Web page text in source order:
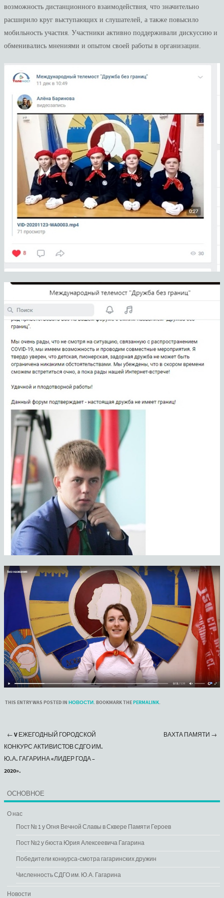
возможность дистанционного взаимодействия, что значительно
расширило круг выступающих и слушателей, а также повысило
мобильность участия. Участники активно поддерживали дискуссию и
обменивались мнениями и опытом своей работы в организации.
THIS ENTRY WAS POSTED IN НОВОСТИ. BOOKMARK THEPERMALINK.
Post navigation
←V ЕЖЕГОДНЫЙ ГОРОДСКОЙ
КОНКУРС АКТИВИСТОВ СДГО ИМ.
Ю.А. ГАГАРИНА «ЛИДЕР ГОДА –
2020».
ВАХТА ПАМЯТИ →
ОСНОВНОЕ
О нас
Пост № 1 у Огня Вечной Славы в Сквере Памяти Героев
Пост №2 у бюста Юрия Алексеевича Гагарина
Победители конкурса-смотра гагаринских дружин
Численность СДГО им. Ю.А. Гагарина
Новости